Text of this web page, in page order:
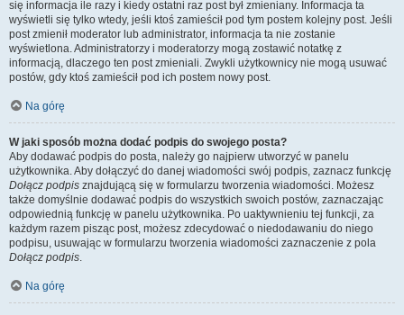
się informacja ile razy i kiedy ostatni raz post był zmieniany. Informacja ta
wyświetli się tylko wtedy, jeśli ktoś zamieścił pod tym postem kolejny post. Jeśli
post zmienił moderator lub administrator, informacja ta nie zostanie
wyświetlona. Administratorzy i moderatorzy mogą zostawić notatkę z
informacją, dlaczego ten post zmieniali. Zwykli użytkownicy nie mogą usuwać
postów, gdy ktoś zamieścił pod ich postem nowy post.
Na górę
W jaki sposób można dodać podpis do swojego posta?
Aby dodawać podpis do posta, należy go najpierw utworzyć w panelu
użytkownika. Aby dołączyć do danej wiadomości swój podpis, zaznacz funkcję
Dołącz podpis znajdującą się w formularzu tworzenia wiadomości. Możesz
także domyślnie dodawać podpis do wszystkich swoich postów, zaznaczając
odpowiednią funkcję w panelu użytkownika. Po uaktywnieniu tej funkcji, za
każdym razem pisząc post, możesz zdecydować o niedodawaniu do niego
podpisu, usuwając w formularzu tworzenia wiadomości zaznaczenie z pola
Dołącz podpis.
Na górę